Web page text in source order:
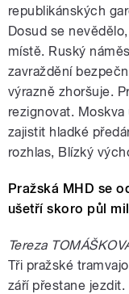
republikánských
Dosud se
místě. Ruský
zavraždění
výrazně zhoršuje.
rezignovat.
zajistit hladké
rozhlas, Blízký
Pražská MHD se
ušetří skoro půl
Tereza
Tři pražské
září přestane